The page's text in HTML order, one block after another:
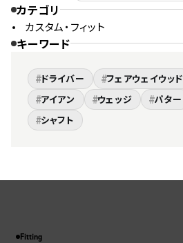
カテゴリ
カスタム・フィット
キーワード
#ドライバー #フェアウェイウッド
#アイアン #ウェッジ #パター
#シャフト
Fitting